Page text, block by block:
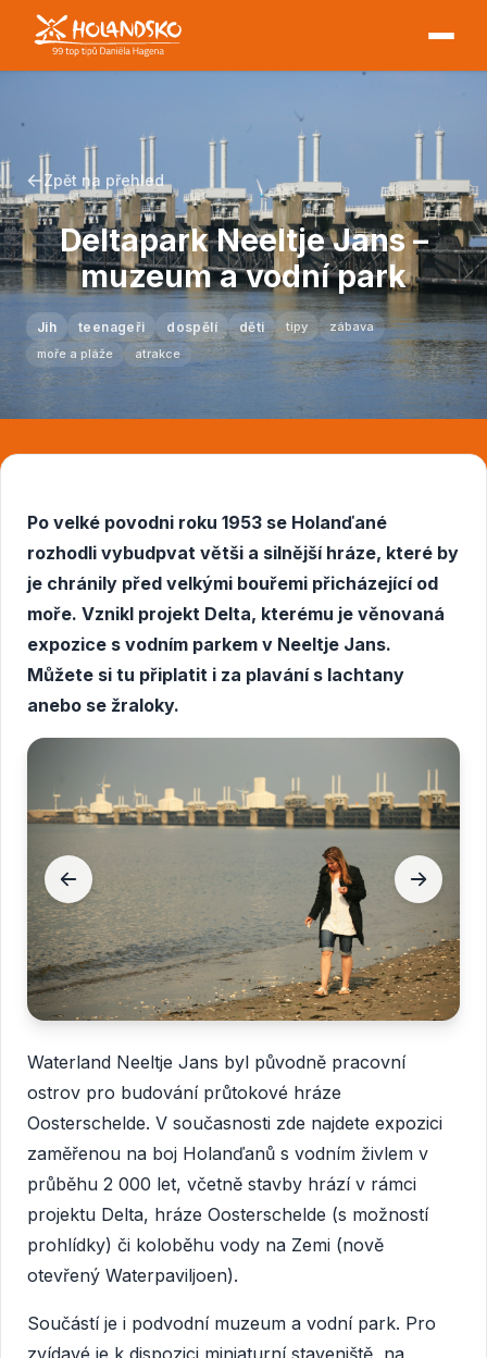
Zpět na přehled
Deltapark Neeltje Jans –
muzeum a vodní park
Jih teenageři dospělí děti tipy
zábava
moře a pláže
atrakce
Po velké povodni roku 1953 se Holanďané
rozhodli vybudpvat větši a silnější hráze, které by
je chránily před velkými bouřemi přicházející od
moře. Vznikl projekt Delta, kterému je věnovaná
expozice s vodním parkem v Neeltje Jans.
Můžete si tu připlatit i za plavání s lachtany
anebo se žraloky.
Waterland Neeltje Jans byl původně pracovní
ostrov pro budování průtokové hráze
Oosterschelde. V současnosti zde najdete expozici
zaměřenou na boj Holanďanů s vodním živlem v
průběhu 2 000 let, včetně stavby hrází v rámci
projektu Delta, hráze Oosterschelde (s možností
prohlídky) či koloběhu vody na Zemi (nově
otevřený Waterpaviljoen).
Součástí je i podvodní muzeum a vodní park. Pro
zvídavé je k dispozici miniaturní staveniště, na